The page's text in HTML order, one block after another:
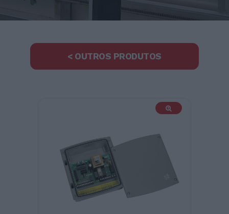
< OUTROS PRODUTOS